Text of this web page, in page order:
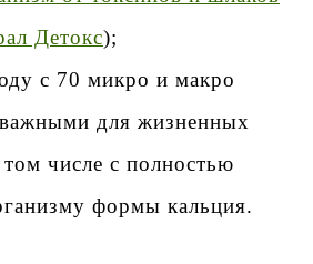
Детокс);
с 70 микро и макро
для жизненных
числе с полностью
формы кальция.